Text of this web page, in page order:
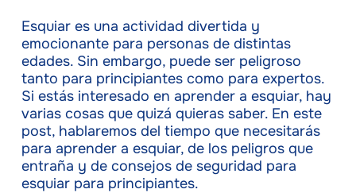
Esquiar es una actividad divertida y
emocionante para personas de distintas
edades. Sin embargo, puede ser peligroso
tanto para principiantes como para expertos.
Si estás interesado en aprender a esquiar, hay
varias cosas que quizá quieras saber. En este
post, hablaremos del tiempo que necesitarás
para aprender a esquiar, de los peligros que
entraña y de consejos de seguridad para
esquiar para principiantes.